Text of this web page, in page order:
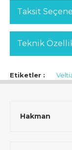
Taksit
Teknik
Etiketler :
Hakman